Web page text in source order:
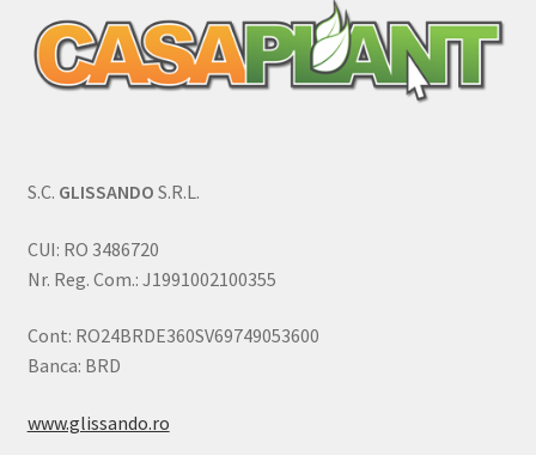
S.C. GLISSANDO S.R.L.
CUI: RO 3486720
Nr. Reg. Com.: J1991002100355
Cont: RO24BRDE360SV69749053600
Banca: BRD
www.glissando.ro